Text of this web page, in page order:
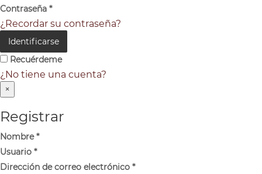
Contraseña *
¿Recordar su contraseña?
Identificarse
Recuérdeme
¿No tiene una cuenta?
×
Registrar
Nombre*
Usuario *
Dirección de correo electrónico *